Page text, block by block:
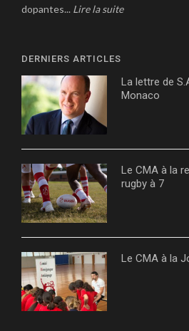
dopantes... Lire la suite
DERNIERS ARTICLES
La lettre de
Monaco
Le CMA à la
rugby à 7
Le CMA à la